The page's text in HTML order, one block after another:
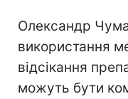
Олександр
використання
відсікання
можуть бути